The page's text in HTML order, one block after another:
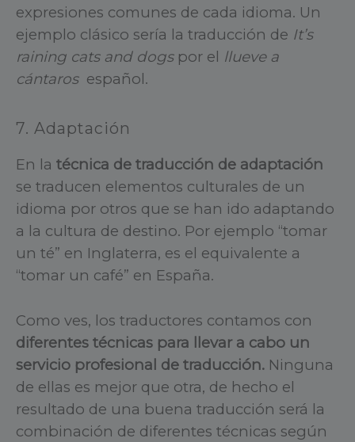
expresiones comunes de cada idioma. Un
ejemplo clásico sería la traducción de It’s
raining cats and dogspor el llueve a
cántarosespañol.
7. Adaptación
En la técnica de traducción de adaptación
se traducen elementos culturales de un
idioma por otros que se han ido adaptando
a la cultura de destino. Por ejemplo “tomar
un té” en Inglaterra, es el equivalente a
“tomar un café” en España.
Como ves, los traductores contamos con
diferentes técnicas para llevar a cabo un
servicio profesional de traducción.Ninguna
de ellas es mejor que otra, de hecho el
resultado de una buena traducción será la
combinación de diferentes técnicas según